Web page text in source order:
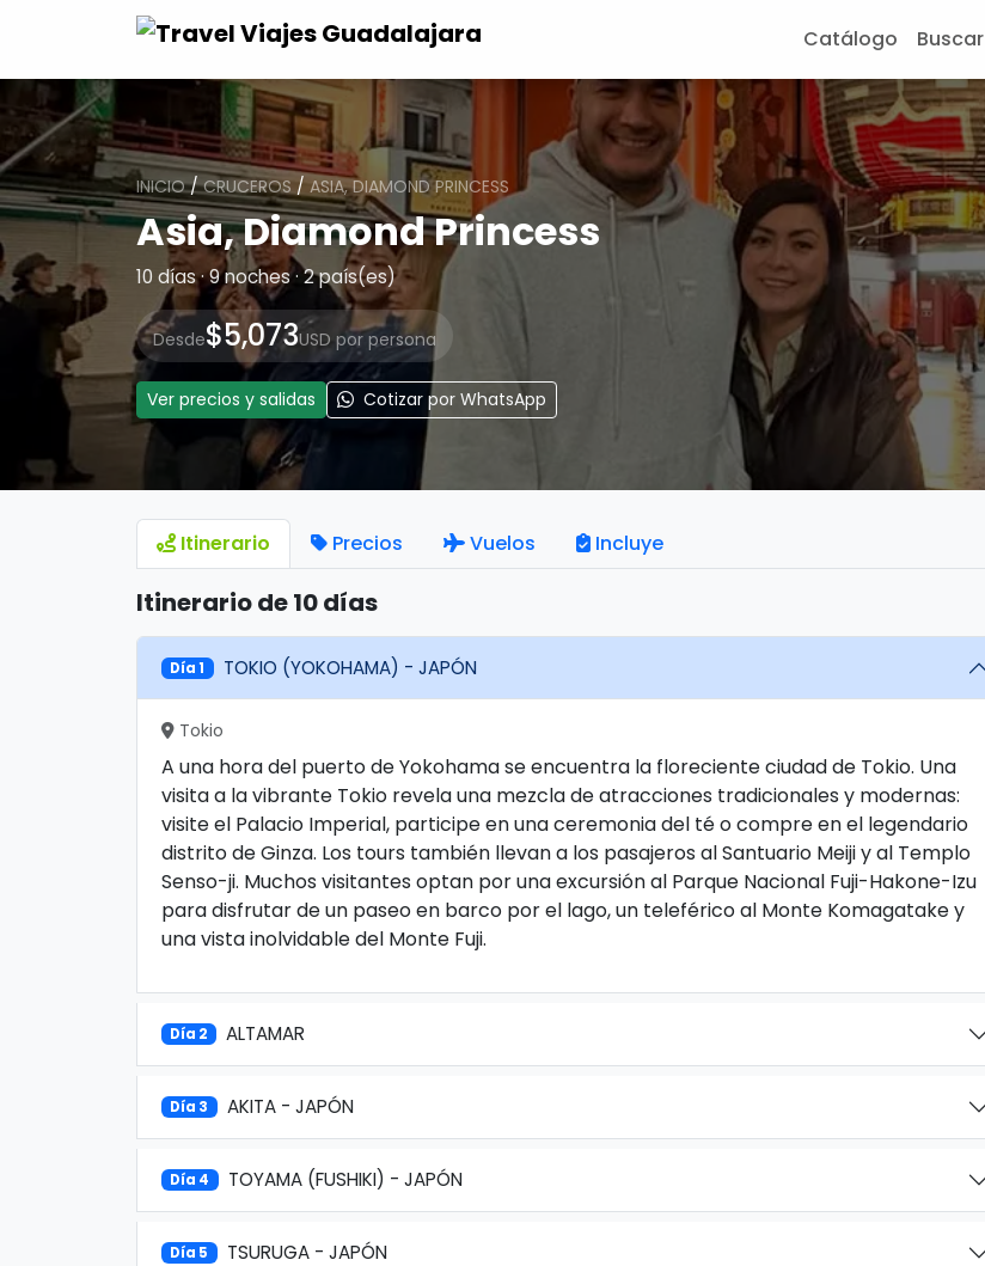
Catálogo Buscar
INICIO/CRUCEROS / ASIA, DIAMOND PRINCESS
Asia, Diamond Princess
10 días · 9 noches · 2 país(es)
Desde$5,073USD por persona
Ver precios y salidas Cotizar por WhatsApp
Itinerario Precios Vuelos Incluye
Itinerario de 10 días
Día 1 TOKIO (YOKOHAMA) - JAPÓN
Tokio
A una hora del puerto de Yokohama se encuentra la floreciente ciudad de Tokio. Una
visita a la vibrante Tokio revela una mezcla de atracciones tradicionales y modernas:
visite el Palacio Imperial, participe en una ceremonia del té o compre en el legendario
distrito de Ginza. Los tours también llevan a los pasajeros al Santuario Meiji y al Templo
Senso-ji. Muchos visitantes optan por una excursión al Parque Nacional Fuji-Hakone-Izu
para disfrutar de un paseo en barco por el lago, un teleférico al Monte Komagatake y
una vista inolvidable del Monte Fuji.
Día 2 ALTAMAR
Día 3 AKITA - JAPÓN
Día 4 TOYAMA (FUSHIKI) - JAPÓN
Día 5 TSURUGA - JAPÓN